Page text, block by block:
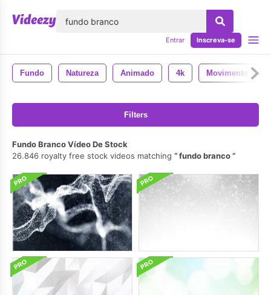
Entrar Inscreva-se
Fundo Natureza Animado 4k Movimento
Filters
Fundo Branco Vídeo De Stock
26.846 royalty free stock videos matching
fundo branco